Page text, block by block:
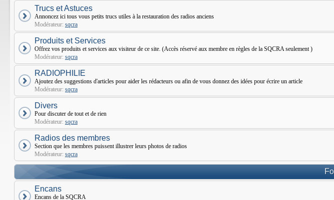
Trucs et Astuces
Annoncez ici tous vous petits trucs utiles à la restauration des radios anciens
Modérateur: sqcra
Produits et Services
Offrez vos produits et services aux visiteur de ce site. (Accès réservé aux membre en règles de la SQCRA seulement )
Modérateur: sqcra
RADIOPHILIE
Ajoutez des suggestions d'articles pour aider les rédacteurs ou afin de vous donnez des idées pour écrire un article
Modérateur: sqcra
Divers
Pour discuter de tout et de rien
Modérateur: sqcra
Radios des membres
Section que les membres puissent illustrer leurs photos de radios
Modérateur: sqcra
Encans
Encans de la SQCRA